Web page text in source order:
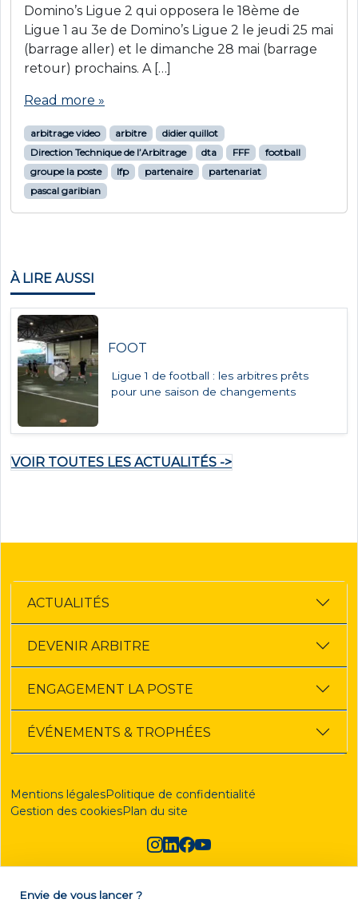
Domino’s Ligue 2 qui opposera le 18ème de
Ligue 1 au 3e de Domino’s Ligue 2 le jeudi 25 mai
(barrage aller) et le dimanche 28 mai (barrage
retour) prochains. A […]
Read more »
arbitrage video arbitre
didier quillot
Direction Technique de l’Arbitrage
dta FFF
football
groupe la poste
lfp partenaire
partenariat
pascal garibian
À LIRE AUSSI
FOOT
Ligue 1 de football : les arbitres prêts
pour une saison de changements
VOIR TOUTES LES ACTUALITÉS ->
ACTUALITÉS
DEVENIR ARBITRE
ENGAGEMENT LA POSTE
ÉVÉNEMENTS & TROPHÉES
Mentions légalesPolitique de confidentialité
Gestion des cookiesPlan du site
Envie de vous lancer ?